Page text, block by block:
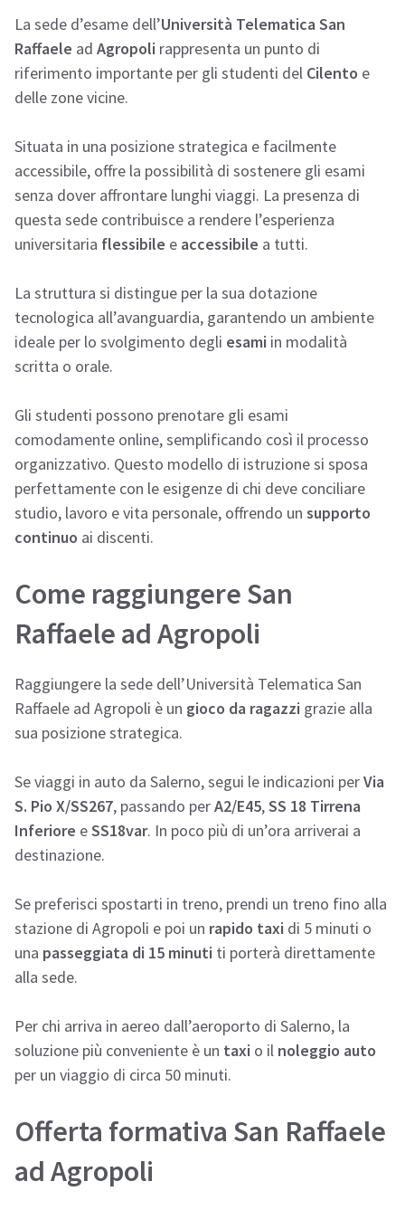
La sede d’esame dell’Università Telematica San
Raffaele ad Agropoli rappresenta un punto di
riferimento importante per gli studenti del Cilento e
delle zone vicine.
Situata in una posizione strategica e facilmente
accessibile, offre la possibilità di sostenere gli esami
senza dover affrontare lunghi viaggi. La presenza di
questa sede contribuisce a rendere l’esperienza
universitaria flessibile e accessibile a tutti.
La struttura si distingue per la sua dotazione
tecnologica all’avanguardia, garantendo un ambiente
ideale per lo svolgimento degli esami in modalità
scritta o orale.
Gli studenti possono prenotare gli esami
comodamente online, semplificando così il processo
organizzativo. Questo modello di istruzione si sposa
perfettamente con le esigenze di chi deve conciliare
studio, lavoro e vita personale, offrendo un supporto
continuo ai discenti.
Come raggiungere San
Raffaele ad Agropoli
Raggiungere la sede dell’Università Telematica San
Raffaele ad Agropoli è un gioco da ragazzi grazie alla
sua posizione strategica.
Se viaggi in auto da Salerno, segui le indicazioni perVia
S. Pio X/SS267, passando perA2/E45,SS 18 Tirrena
Inferiore eSS18var. In poco più di un’ora arriverai a
destinazione.
Se preferisci spostarti in treno, prendi un treno fino alla
stazione di Agropoli e poi un rapido taxi di 5 minuti o
una passeggiata di 15 minuti ti porterà direttamente
alla sede.
Per chi arriva in aereo dall’aeroporto di Salerno, la
soluzione più conveniente è un taxi o il noleggio auto
per un viaggio di circa 50 minuti.
Offerta formativa San Raffaele
ad Agropoli